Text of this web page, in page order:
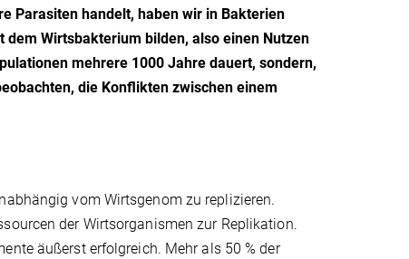
Parasiten handelt, haben wir in Bakterien
Wirtsbakterium bilden, also einen Nutzen
mehrere 1000 Jahre dauert, sondern,
die Konflikten zwischen einem
vom Wirtsgenom zu replizieren.
der Wirtsorganismen zur Replikation.
äußerst erfolgreich. Mehr als 50 % der